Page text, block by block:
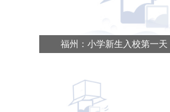
福州：小学新生入校第一